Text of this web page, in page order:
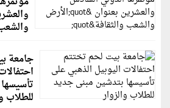
جامعة
للطلاب